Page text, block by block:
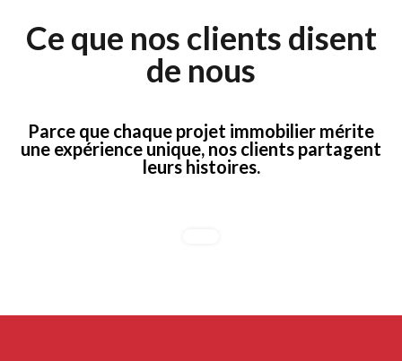
Ce que nos clients disent
de nous
Parce que chaque projet immobilier mérite
une expérience unique, nos clients partagent
leurs histoires.